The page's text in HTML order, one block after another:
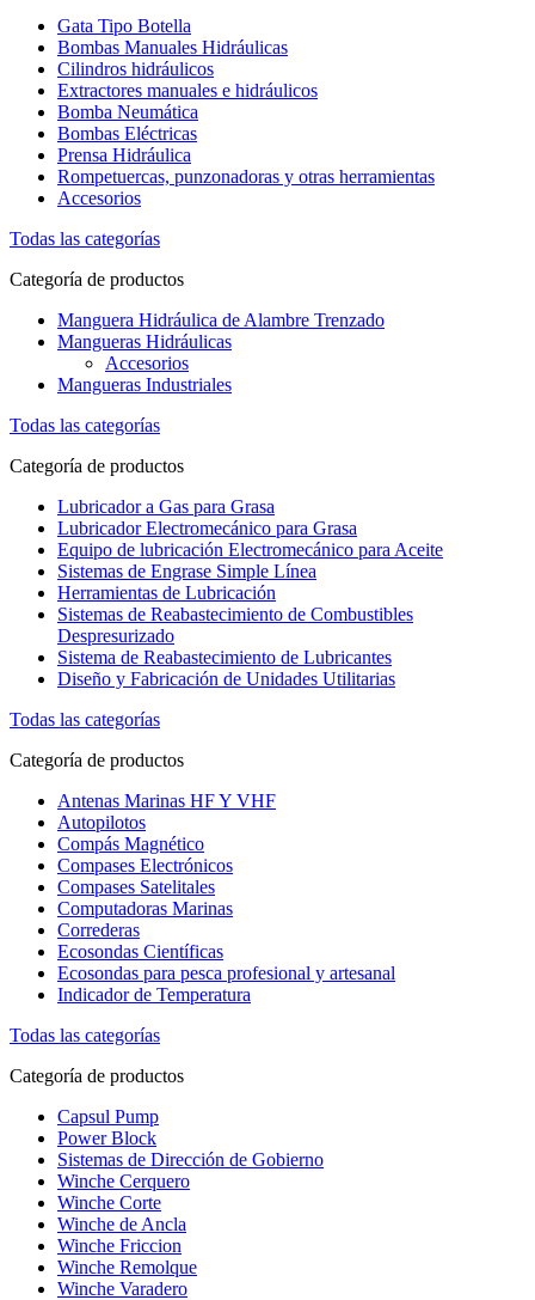
Gata Tipo Botella
Bombas Manuales Hidráulicas
Cilindros hidráulicos
Extractores manuales e hidráulicos
Bomba Neumática
Bombas Eléctricas
Prensa Hidráulica
Rompetuercas, punzonadoras y otras herramientas
Accesorios
Todas las categorías
Categoría de productos
Manguera Hidráulica de Alambre Trenzado
Mangueras Hidráulicas
Accesorios
Mangueras Industriales
Todas las categorías
Categoría de productos
Lubricador a Gas para Grasa
Lubricador Electromecánico para Grasa
Equipo de lubricación Electromecánico para Aceite
Sistemas de Engrase Simple Línea
Herramientas de Lubricación
Sistemas de Reabastecimiento de Combustibles
Despresurizado
Sistema de Reabastecimiento de Lubricantes
Diseño y Fabricación de Unidades Utilitarias
Todas las categorías
Categoría de productos
Antenas Marinas HF Y VHF
Autopilotos
Compás Magnético
Compases Electrónicos
Compases Satelitales
Computadoras Marinas
Correderas
Ecosondas Científicas
Ecosondas para pesca profesional y artesanal
Indicador de Temperatura
Todas las categorías
Categoría de productos
Capsul Pump
Power Block
Sistemas de Dirección de Gobierno
Winche Cerquero
Winche Corte
Winche de Ancla
Winche Friccion
Winche Remolque
Winche Varadero